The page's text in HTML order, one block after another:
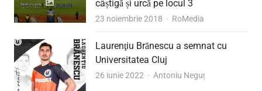
câștigă și urcă pe locul 3
23 noiembrie 2018 Author
RoMedia
Laurenţiu Brănescu a semnat cu
Universitatea Cluj
26 iunie 2022 Author
Antoniu Neguț